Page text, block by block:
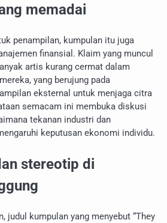
memadai
penampilan, kumpulan itu juga
finansial. Klaim yang muncul
artis kurang cermat dalam
yang berujung pada
eksternal untuk menjaga citra
semacam ini membuka diskusi
tekanan industri dan
keputusan ekonomi individu.
stereotip di
judul kumpulan yang menyebut “They